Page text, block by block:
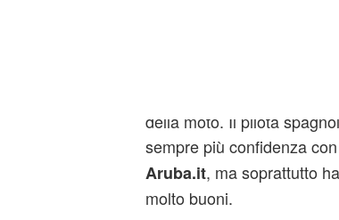
è completamente
due piloti, Davies e
della moto. Il pilota
sempre più confidenza
Aruba.it, ma soprattutto
molto buoni.